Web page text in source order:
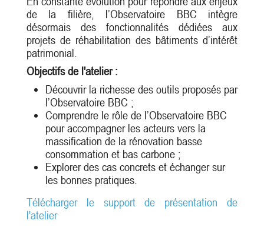
de la filière, l’Observatoire BBC intègre
désormais des fonctionnalités dédiées aux
projets de réhabilitation des bâtiments d’intérêt
patrimonial.
Objectifs de l'atelier :
Découvrir la richesse des outils proposés par
l’Observatoire BBC ;
Comprendre le rôle de l’Observatoire BBC
pour accompagner les acteurs vers la
massification de la rénovation basse
consommation et bas carbone ;
Explorer des cas concrets et échanger sur
les bonnes pratiques.
Télécharger le support de présentation de
l'atelier